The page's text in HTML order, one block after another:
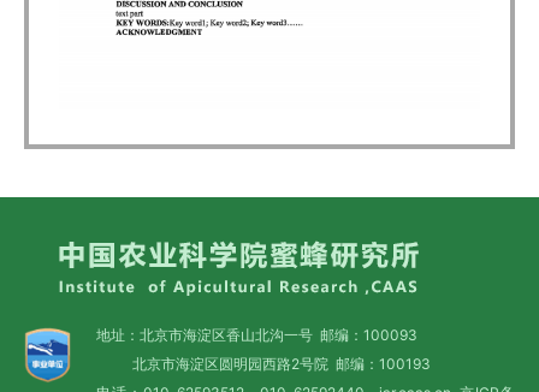
地址：北京市海淀区香山北沟一号 邮编：100093
北京市海淀区圆明园西路2号院 邮编：100193